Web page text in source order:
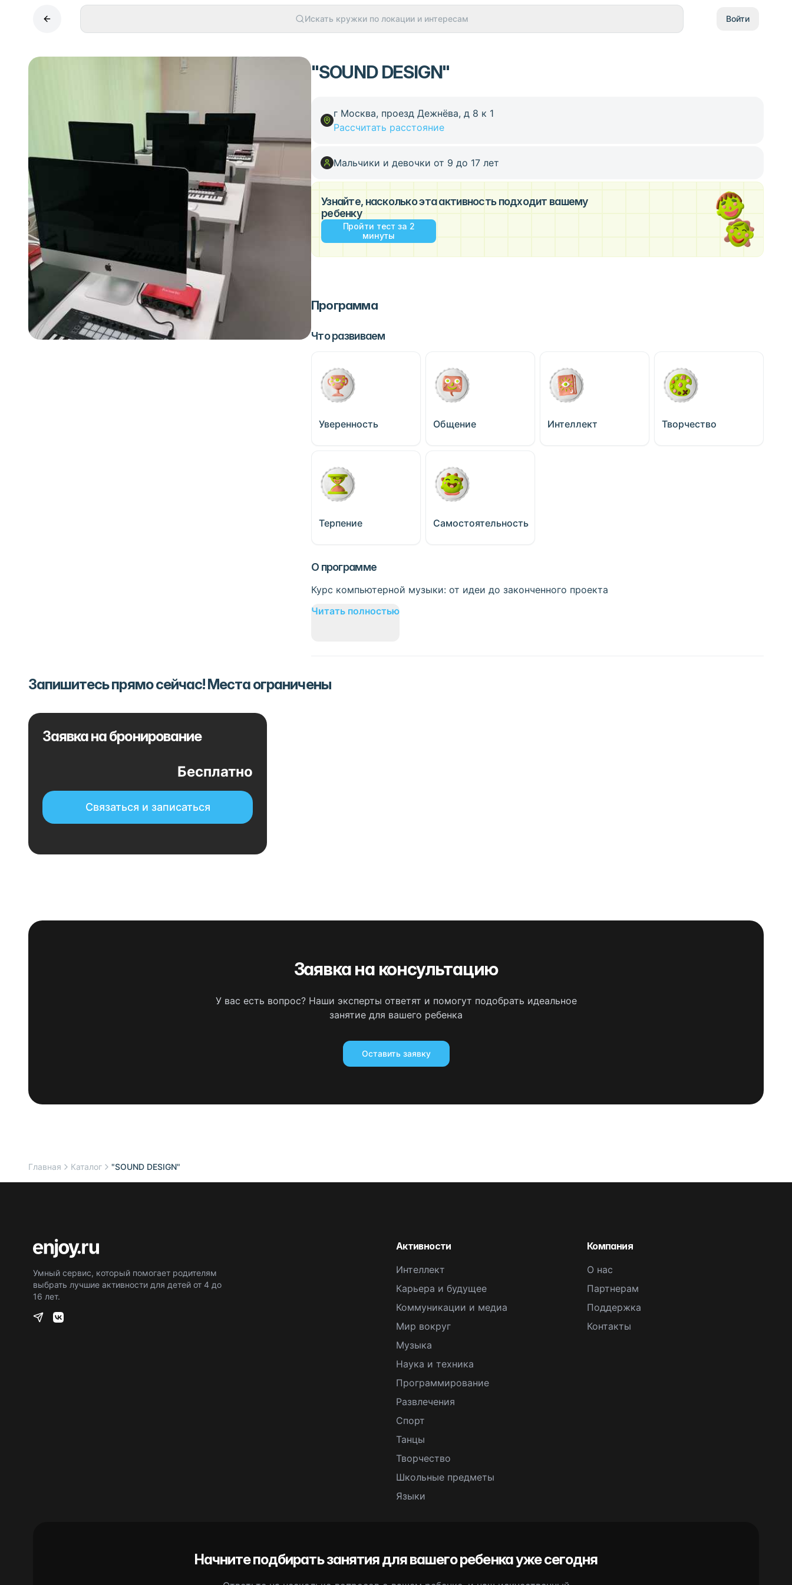
Искать кружки по локации и интересам Войти
"SOUND DESIGN"
г Москва, проезд Дежнёва, д 8 к 1
Рассчитать расстояние
Мальчики и девочки от 9 до 17 лет
Узнайте, насколько эта активность подходит вашему
ребенку
Пройти тест за 2
минуты
Программа
Что развиваем
Уверенность Общение Интеллект Творчество
Терпение Самостоятельность
О программе
Курс компьютерной музыки: от идеи до законченного проекта
Читать полностью
Запишитесь прямо сейчас! Места ограничены
Заявка на бронирование
Бесплатно
Связаться и записаться
Заявка на консультацию
У вас есть вопрос? Наши эксперты ответят и помогут подобрать идеальное
занятие для вашего ребенка
Оставить заявку
Главная Каталог "SOUND DESIGN"
Умный сервис, который помогает родителям
выбрать лучшие активности для детей от 4 до
16 лет.
Активности
Интеллект
Карьера и будущее
Коммуникации и медиа
Мир вокруг
Музыка
Наука и техника
Программирование
Развлечения
Спорт
Танцы
Творчество
Школьные предметы
Языки
Компания
О нас
Партнерам
Поддержка
Контакты
Начните подбирать занятия для вашего ребенка уже сегодня